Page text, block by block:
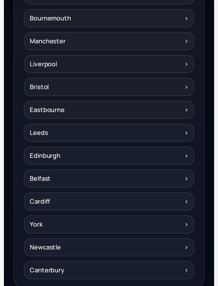
Bournemouth ›
Manchester ›
Liverpool ›
Bristol ›
Eastbourne ›
Leeds ›
Edinburgh ›
Belfast ›
Cardiff ›
York ›
Newcastle ›
Canterbury ›